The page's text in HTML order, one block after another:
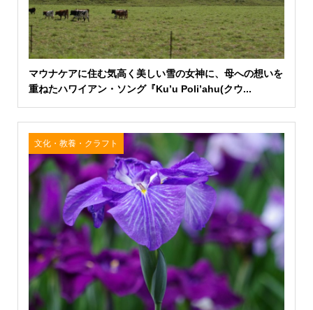
マウナケアに住む気高く美しい雪の女神に、母への想いを
重ねたハワイアン・ソング『Ku’u Poli’ahu(クウ...
文化・教養・クラフト